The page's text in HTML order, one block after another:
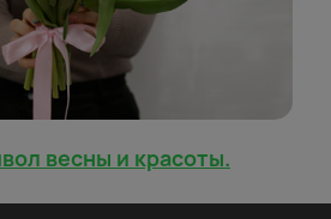
весны и красоты.